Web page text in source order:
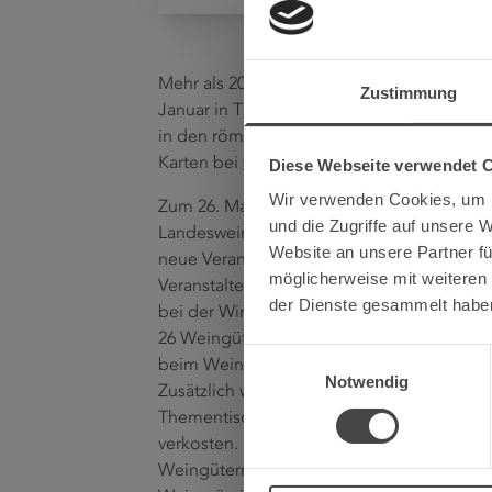
Zustimmung
Diese Webseite verwendet
Wir verwenden Cookies,
und die Zugriffe auf unsere
Website an unsere Partner
möglicherweise mit
der Dienste gesammelt
Notwendig
Mehr als 200 prämierte Weine im
Januar in Trier möglich:
in den römischen Thermen am bzw. unter
Karten bei www.ticket-regional.deund den
Zum 26. Mal werden beim Weinforum
Landesweinprämierung präsentiert. Das
neue Veranstaltungskonzept hat sich
Veranstalter den Wandel von einer
bei der Winzer selbst ihre besten Weine
26 Weingüter von Mosel, Saar und Ruwer
beim Weinforum Mosel ausstellen,
Zusätzlich wählt die
Thementischen aus. So können die
verkosten. Unter dem Motto
Weingütern, die in diesem Jahr mit der